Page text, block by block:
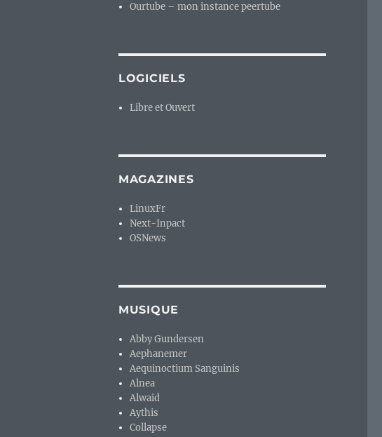
Ourtube – mon instance peertube
LOGICIELS
Libre et Ouvert
MAGAZINES
LinuxFr
Next-Inpact
OSNews
MUSIQUE
Abby Gundersen
Aephanemer
Aequinoctium Sanguinis
Alnea
Alwaid
Aythis
Collapse